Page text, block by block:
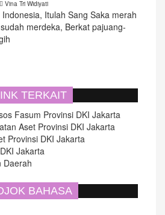
Itulah Sang Saka merah
merdeka, Berkat pajuang-
TERKAIT
Fasum Provinsi DKI Jakarta
Aset Provinsi DKI Jakarta
Provinsi DKI Jakarta
Jakarta
Daerah
BAHASA